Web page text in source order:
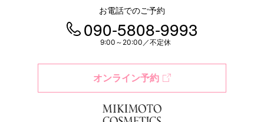
お電話でのご予約
090-5808-9993
9:00～20:00／不定休
オンライン予約